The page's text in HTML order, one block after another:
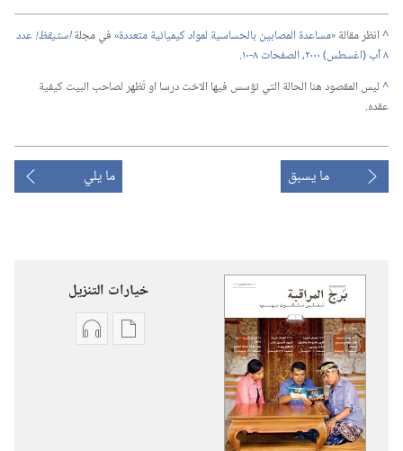
^انظر مقالة «‏مساعدة المصابين بالحساسية لمواد كيميائية متعددة‏» في مجلةاستيقظ!‏عدد
٨ آب (‏اغسطس)‏ ٢٠٠٠،‏ الصفحات ٨-‏١٠
‏.‏
^ليس المقصود هنا الحالة التي تؤسس فيها الاخت درسا او تُظهر لصاحب البيت كيفية
عقده.‏
ما يسبق ما يلي
خيارات التنزيل
خياراتخيارات